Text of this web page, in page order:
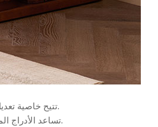
تتيح خاصية تعديل الارتفاع الكهربائي السهل لكل فرد من أفراد الأسرة إيجاد وضعية العمل المثالية بكل سهولة.
·تساعد الأدراج المدمجة في تنظيم الكابلات والمستندات والأغراض الصغيرة مع الحفاظ على مظهر بصري أنيق.